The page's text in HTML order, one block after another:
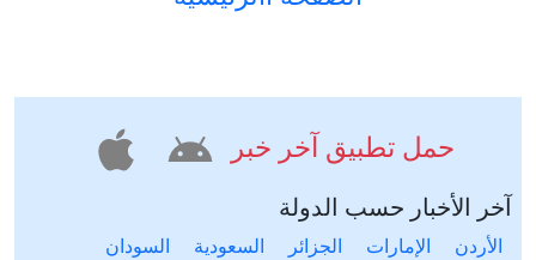
حمل تطبيق آخر خبر
آخر الأخبار حسب الدولة
الأردن الإمارات الجزائر السعودية
السودان